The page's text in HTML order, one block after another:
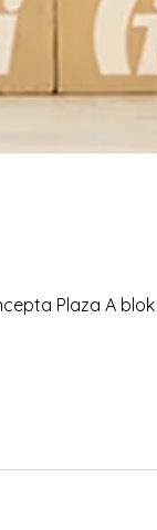
Plaza A blok